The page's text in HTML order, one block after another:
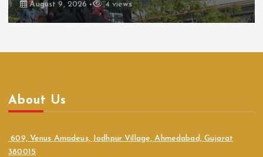
August 9, 2026 4 views
About Us
609, Venus Amadeus, Jodhpur Village, Ahmedabad, Gujarat
380015